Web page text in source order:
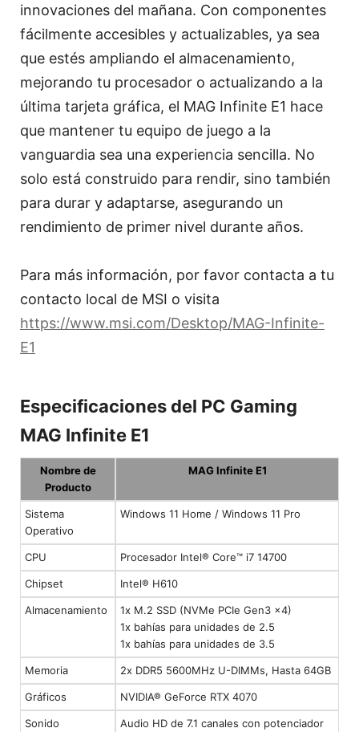
innovaciones del mañana. Con componentes
fácilmente accesibles y actualizables, ya sea
que estés ampliando el almacenamiento,
mejorando tu procesador o actualizando a la
última tarjeta gráfica, el MAG Infinite E1 hace
que mantener tu equipo de juego a la
vanguardia sea una experiencia sencilla. No
solo está construido para rendir, sino también
para durar y adaptarse, asegurando un
rendimiento de primer nivel durante años.
Para más información, por favor contacta a tu
contacto local de MSI o visita
https://www.msi.com/Desktop/MAG-Infinite-
E1
Especificaciones del PC Gaming
MAG Infinite E1
Nombre de
Producto
MAG Infinite E1
Sistema
Operativo
Windows 11 Home / Windows 11 Pro
CPU Procesador Intel® Core™ i7 14700
Chipset Intel® H610
Almacenamiento
1x M.2 SSD (NVMe PCIe Gen3 x4)
1x bahías para unidades de 2.5
1x bahías para unidades de 3.5
Memoria 2x DDR5 5600MHz U-DIMMs, Hasta 64GB
Gráficos NVIDIA® GeForce RTX 4070
Sonido
Audio HD de 7.1 canales con potenciador